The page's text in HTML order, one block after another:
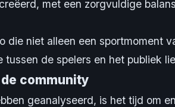
met een zorgvuldige
die niet alleen een sportmoment
de spelers en het publiek
community
geanalyseerd, is het tijd om